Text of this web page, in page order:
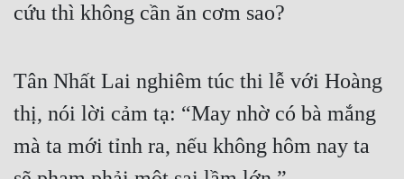
cứu thì không cần ăn cơm sao?
Tân Nhất Lai nghiêm túc thi lễ với Hoàng
thị, nói lời cảm tạ: “May nhờ có bà mắng
mà ta mới tỉnh ra, nếu không hôm nay ta